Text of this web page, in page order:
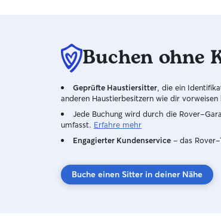
Buchen ohne
Geprüfte Haustiersitter , die ein
anderen Haustierbesitzern wie dir vorweisen
Jede Buchung wird durch die Rover-
umfasst. Erfahre mehr
Engagierter Kundenservice – das
Buche einen Sitter in deiner Nähe